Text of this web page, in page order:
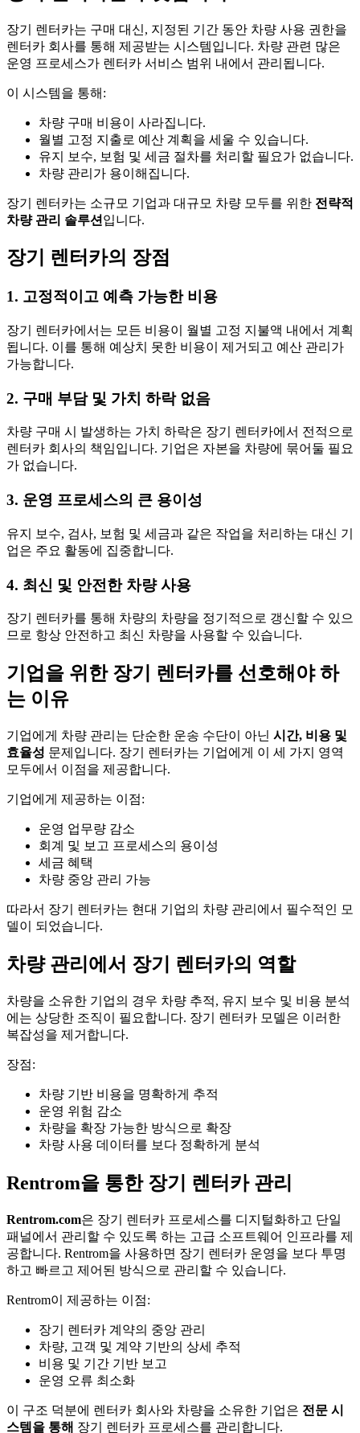
장기 렌터카는 구매 대신, 지정된 기간 동안 차량 사용 권한을
렌터카 회사를 통해 제공받는 시스템입니다. 차량 관련 많은
운영 프로세스가 렌터카 서비스 범위 내에서 관리됩니다.
이 시스템을 통해:
차량 구매 비용이 사라집니다.
월별 고정 지출로 예산 계획을 세울 수 있습니다.
유지 보수, 보험 및 세금 절차를 처리할 필요가 없습니다.
차량 관리가 용이해집니다.
장기 렌터카는 소규모 기업과 대규모 차량 모두를 위한 전략적
차량 관리 솔루션 입니다.
장기 렌터카의 장점
1. 고정적이고 예측 가능한 비용
장기 렌터카에서는 모든 비용이 월별 고정 지불액 내에서 계획
됩니다. 이를 통해 예상치 못한 비용이 제거되고 예산 관리가
가능합니다.
2. 구매 부담 및 가치 하락 없음
차량 구매 시 발생하는 가치 하락은 장기 렌터카에서 전적으로
렌터카 회사의 책임입니다. 기업은 자본을 차량에 묶어둘 필요
가 없습니다.
3. 운영 프로세스의 큰 용이성
유지 보수, 검사, 보험 및 세금과 같은 작업을 처리하는 대신 기
업은 주요 활동에 집중합니다.
4. 최신 및 안전한 차량 사용
장기 렌터카를 통해 차량의 차량을 정기적으로 갱신할 수 있으
므로 항상 안전하고 최신 차량을 사용할 수 있습니다.
기업을 위한 장기 렌터카를 선호해야 하
는 이유
기업에게 차량 관리는 단순한 운송 수단이 아닌 시간, 비용 및
효율성 문제입니다. 장기 렌터카는 기업에게 이 세 가지 영역
모두에서 이점을 제공합니다.
기업에게 제공하는 이점:
운영 업무량 감소
회계 및 보고 프로세스의 용이성
세금 혜택
차량 중앙 관리 가능
따라서 장기 렌터카는 현대 기업의 차량 관리에서 필수적인 모
델이 되었습니다.
차량 관리에서 장기 렌터카의 역할
차량을 소유한 기업의 경우 차량 추적, 유지 보수 및 비용 분석
에는 상당한 조직이 필요합니다. 장기 렌터카 모델은 이러한
복잡성을 제거합니다.
장점:
차량 기반 비용을 명확하게 추적
운영 위험 감소
차량을 확장 가능한 방식으로 확장
차량 사용 데이터를 보다 정확하게 분석
Rentrom을 통한 장기 렌터카 관리
Rentrom.com은 장기 렌터카 프로세스를 디지털화하고 단일
패널에서 관리할 수 있도록 하는 고급 소프트웨어 인프라를 제
공합니다. Rentrom을 사용하면 장기 렌터카 운영을 보다 투명
하고 빠르고 제어된 방식으로 관리할 수 있습니다.
Rentrom이 제공하는 이점:
장기 렌터카 계약의 중앙 관리
차량, 고객 및 계약 기반의 상세 추적
비용 및 기간 기반 보고
운영 오류 최소화
이 구조 덕분에 렌터카 회사와 차량을 소유한 기업은 전문 시
스템을 통해 장기 렌터카 프로세스를 관리합니다.